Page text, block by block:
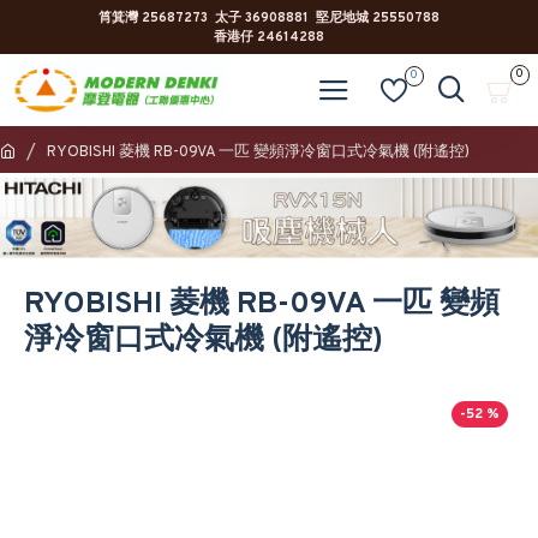
筲箕灣 25687273 太子 36908881 堅尼地城 25550788
香港仔 24614288
0 0
RYOBISHI 菱機 RB-09VA 一匹 變頻淨冷窗口式冷氣機 (附遙控)
RYOBISHI 菱機 RB-09VA 一匹 變頻
淨冷窗口式冷氣機 (附遙控)
-52 %